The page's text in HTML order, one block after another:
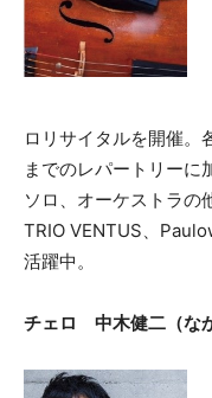
ロリサイタルを開催。
までのレパートリーに
ソロ、オーケストラの
TRIO VENTUS、
活躍中。
チェロ 中木健二（な